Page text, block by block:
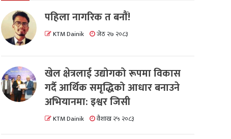
पहिला नागरिक त बनाैं!
KTM Dainik जेठ २७ २०८३
खेल क्षेत्रलाई उद्योगको रूपमा विकास
गर्दै आर्थिक समृद्धिको आधार बनाउने
अभियानमा: इश्वर जिसी
KTM Dainik वैशाख २५ २०८३